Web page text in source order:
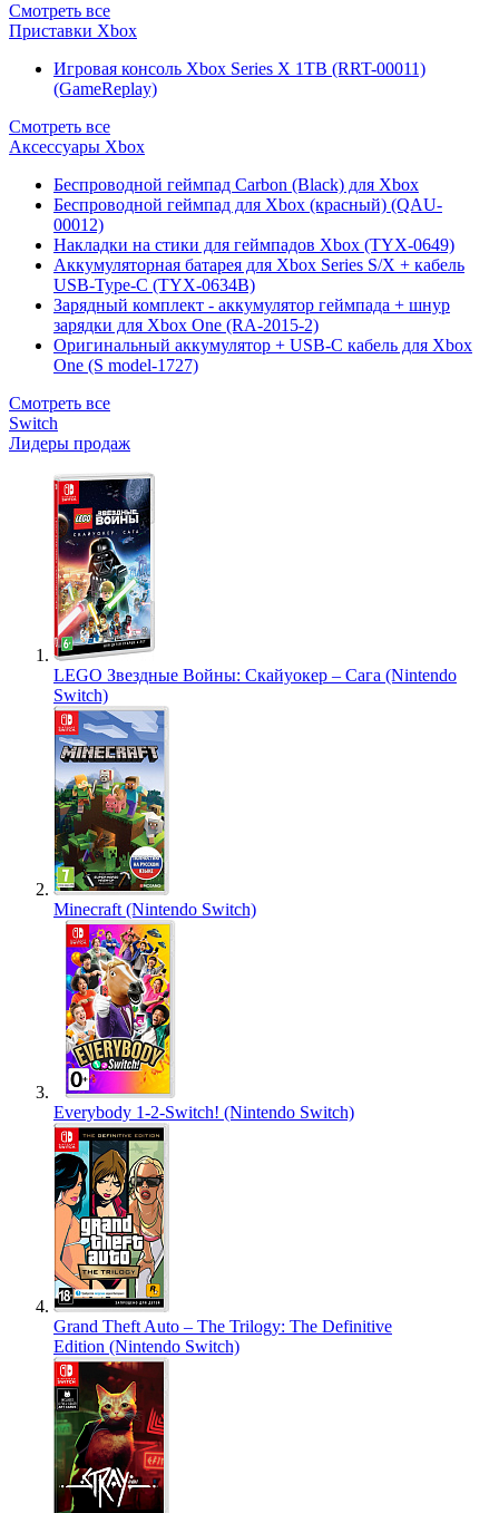
Смотреть все
Приставки Xbox
Игровая консоль Xbox Series X 1TB (RRT-00011)
(GameReplay)
Смотреть все
Аксессуары Xbox
Беспроводной геймпад Carbon (Black) для Xbox
Беспроводной геймпад для Xbox (красный) (QAU-
00012)
Накладки на стики для геймпадов Xbox (TYX-0649)
Аккумуляторная батарея для Xbox Series S/X + кабель
USB-Type-C (TYX-0634B)
Зарядный комплект - аккумулятор геймпада + шнур
зарядки для Xbox One (RA-2015-2)
Оригинальный аккумулятор + USB-C кабель для Xbox
One (S model-1727)
Смотреть все
Switch
Лидеры продаж
LEGO Звездные Войны: Скайуокер – Сага (Nintendo
Switch)
Minecraft (Nintendo Switch)
Everybody 1-2-Switch! (Nintendo Switch)
Grand Theft Auto – The Trilogy: The Definitive
Edition (Nintendo Switch)